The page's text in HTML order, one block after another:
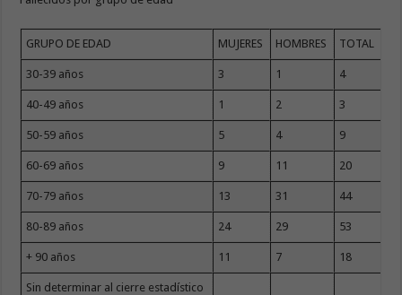
GRUPO DE EDAD MUJERES HOMBRES TOTAL
30-39 años 3 1 4
40-49 años 1 2 3
50-59 años 5 4 9
60-69 años 9 11 20
70-79 años 13 31 44
80-89 años 24 29 53
+ 90 años 11 7 18
Sin determinar al cierre estadístico